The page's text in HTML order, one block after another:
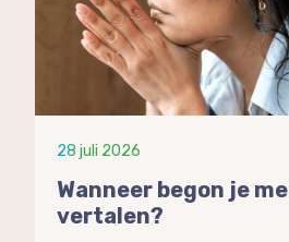
28 juli 2026
Wanneer begon je
vertalen?